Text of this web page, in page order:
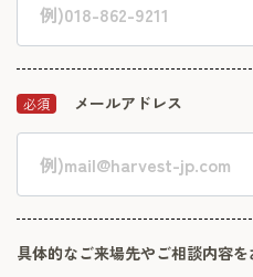
必須 メールアドレス
具体的なご来場先やご相談内容